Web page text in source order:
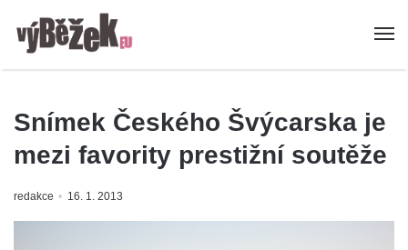
Snímek Českého Švýcarska je
mezi favority prestižní soutěže
redakce 16. 1. 2013